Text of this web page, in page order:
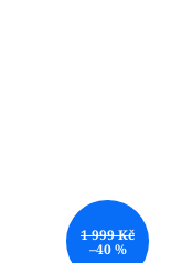
1 999 Kč
–40 %